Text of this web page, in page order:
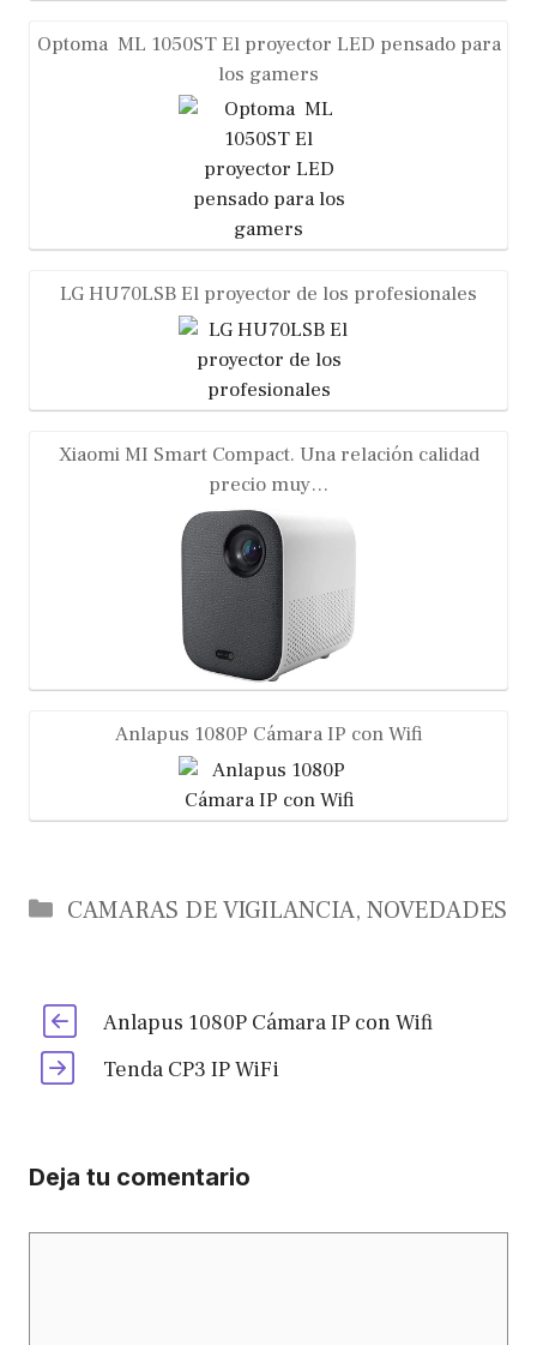
Optoma ML 1050ST El proyector LED pensado para
los gamers
LG HU70LSB El proyector de los profesionales
Xiaomi MI Smart Compact. Una relación calidad
precio muy…
Anlapus 1080P Cámara IP con Wifi
Categories
CAMARAS DE VIGILANCIA, NOVEDADES
Anlapus 1080P Cámara IP con Wifi
Tenda CP3 IP WiFi
Deja tu comentario